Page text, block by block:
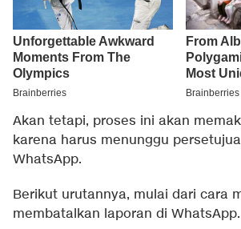
Akan tetapi, proses ini akan
karena harus menunggu
WhatsApp.
Berikut urutannya, mulai dari cara
membatalkan laporan di WhatsApp.